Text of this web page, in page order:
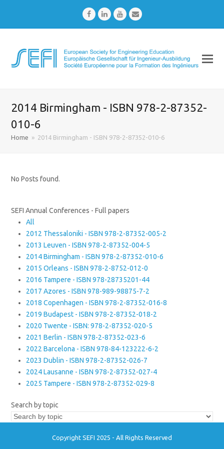
FacebookLinkedInYoutubeEmail
2014 Birmingham - ISBN 978-2-87352-
010-6
Home » 2014 Birmingham - ISBN 978-2-87352-010-6
No Posts found.
SEFI Annual Conferences - Full papers
All
2012 Thessaloniki - ISBN 978-2-87352-005-2
2013 Leuven - ISBN 978-2-87352-004-5
2014 Birmingham - ISBN 978-2-87352-010-6
2015 Orleans - ISBN 978-2-8752-012-0
2016 Tampere - ISBN 978-28735201-44
2017 Azores - ISBN 978-989-98875-7-2
2018 Copenhagen - ISBN 978-2-87352-016-8
2019 Budapest - ISBN 978-2-87352-018-2
2020 Twente - ISBN: 978-2-87352-020-5
2021 Berlin - ISBN 978-2-87352-023-6
2022 Barcelona - ISBN 978-84-123222-6-2
2023 Dublin - ISBN 978-2-87352-026-7
2024 Lausanne - ISBN 978-2-87352-027-4
2025 Tampere - ISBN 978-2-87352-029-8
Search by topic
Copyright SEFI 2025 - All Rights Reserved